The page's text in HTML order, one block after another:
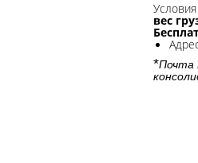
вес
*Почта